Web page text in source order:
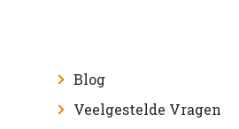
Blog
Veelgestelde Vragen